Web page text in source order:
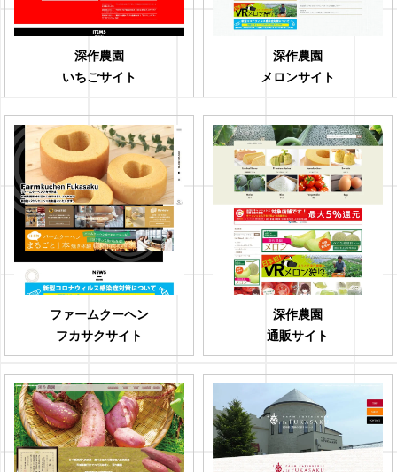
深作農園
いちごサイト
深作農園
メロンサイト
ファームクーヘン
フカサクサイト
深作農園
通販サイト